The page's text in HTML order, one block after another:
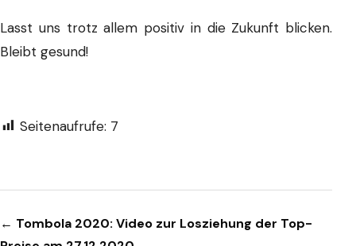
Lasst uns trotz allem positiv in die Zukunft blicken.
Bleibt gesund!
Seitenaufrufe: 7
Beitragsnavigation
← Tombola 2020: Video zur Losziehung der Top-